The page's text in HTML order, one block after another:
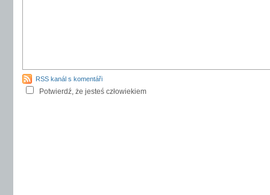
RSS kanál s komentáři
Potwierdź, że jesteś człowiekiem